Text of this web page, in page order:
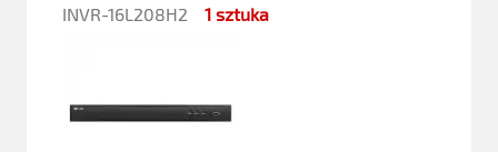
INVR-16L208H2 1 sztuka